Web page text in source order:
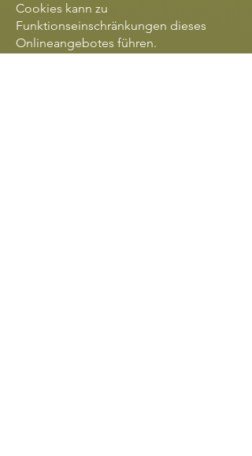
Cookies kann zu
Funktionseinschränkungen dieses
Onlineangebotes führen.